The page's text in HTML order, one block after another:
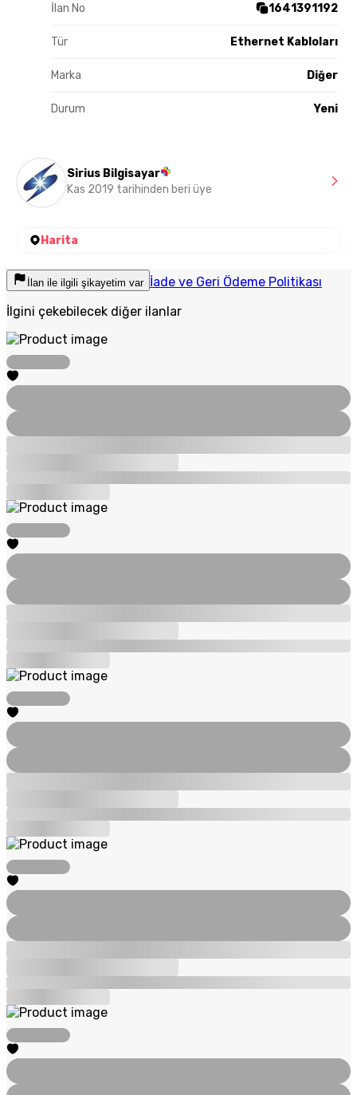
İlan No 1641391192
Tür Ethernet Kabloları
Marka Diğer
Durum Yeni
Sirius Bilgisayar
Kas 2019 tarihinden beri üye
Harita
İlan ile ilgili şikayetim var İade ve Geri Ödeme Politikası
İlgini çekebilecek diğer ilanlar